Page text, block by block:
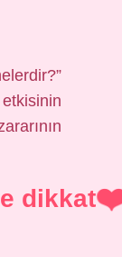
dikkat